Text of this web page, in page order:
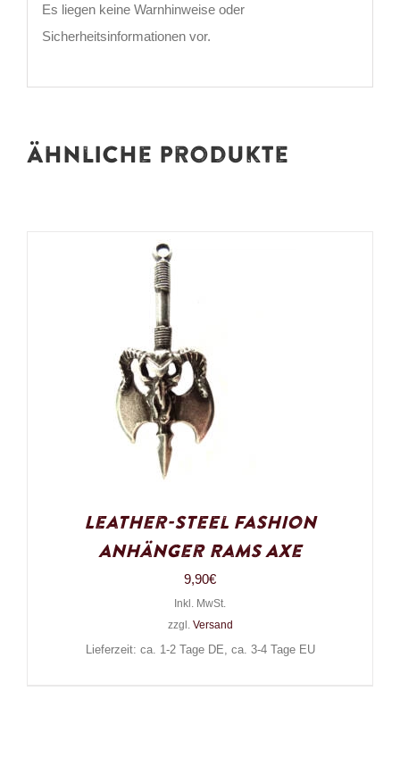
Es liegen keine Warnhinweise oder
Sicherheitsinformationen vor.
Ähnliche Produkte
Leather-Steel Fashion
Anhänger Rams Axe
9,90€
Inkl. MwSt.
zzgl. Versand
Lieferzeit: ca. 1-2 Tage DE, ca. 3-4 Tage EU